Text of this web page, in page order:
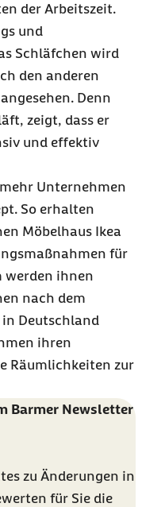
der Arbeitszeit.
und
Schläfchen wird
den anderen
Denn
zeigt, dass er
und effektiv
Unternehmen
So erhalten
Möbelhaus Ikea
für
werden ihnen
nach dem
Deutschland
ihren
Räumlichkeiten zur
Barmer Newsletter
zu Änderungen in
für Sie die